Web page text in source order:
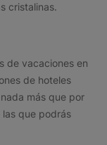
cristalinas.
de vacaciones en
de hoteles
más que por
que podrás